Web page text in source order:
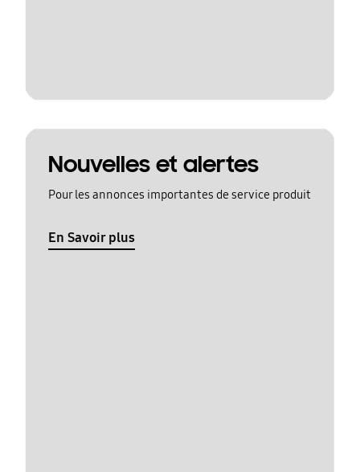
Nouvelles et alertes
Pour les annonces importantes de service produit
En Savoir plus